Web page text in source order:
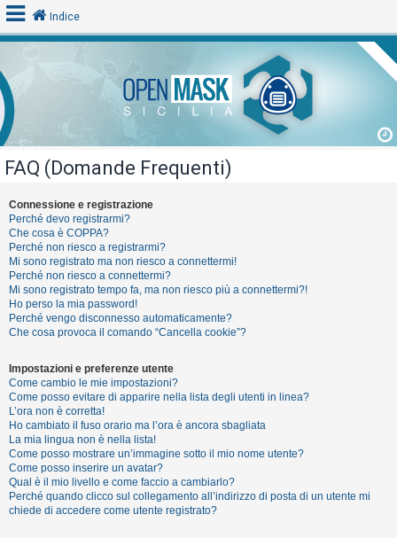
o
g
i
n
A
r
g
o
m
n
t
i
s
e
n
z
a
Indice
FAQ (Domande Frequenti)
Connessione e registrazione
Perché devo registrarmi?
Che cosa è COPPA?
Perché non riesco a registrarmi?
Mi sono registrato ma non riesco a connettermi!
Perché non riesco a connettermi?
Mi sono registrato tempo fa, ma non riesco più a connettermi?!
Ho perso la mia password!
Perché vengo disconnesso automaticamente?
Che cosa provoca il comando “Cancella cookie”?
Impostazioni e preferenze utente
Come cambio le mie impostazioni?
Come posso evitare di apparire nella lista degli utenti in linea?
L’ora non è corretta!
Ho cambiato il fuso orario ma l’ora è ancora sbagliata
La mia lingua non è nella lista!
Come posso mostrare un’immagine sotto il mio nome utente?
Come posso inserire un avatar?
Qual è il mio livello e come faccio a cambiarlo?
Perché quando clicco sul collegamento all’indirizzo di posta di un utente mi
chiede di accedere come utente registrato?